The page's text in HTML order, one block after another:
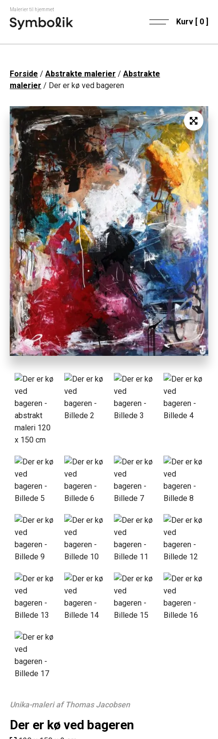
Malerier til hjemmet
Kurv [ 0]
Forside / Abstrakte malerier / Abstrakte
malerier / Der er kø ved bageren
Unika-maleri af Thomas Jacobsen
Der er kø ved bageren